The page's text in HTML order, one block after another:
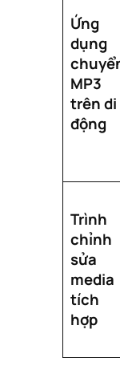
Ứng
dụng
MP3
trên di
động
Trình
chỉnh
sửa
media
tích
hợp